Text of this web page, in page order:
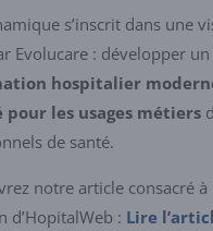
s’inscrit dans une
Evolucare : développer un
hospitalier
pour les usages métiers
de santé.
notre article consacré à
d’HopitalWeb : Lire